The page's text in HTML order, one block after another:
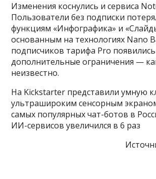
Изменения коснулись и сервиса
Пользователи без подписки
функциям «Инфографика» и
основанным на технологиях Nano
подписчиков тарифа Pro появились
дополнительные ограничения —
неизвестно.
На Kickstarter представили умную
ультрашироким сенсорным
самых популярных чат-ботов в
ИИ-сервисов увеличился в 6 раз